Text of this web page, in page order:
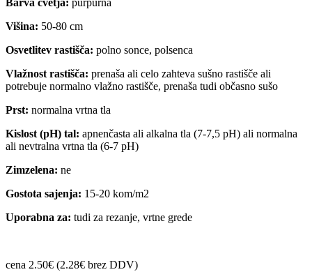
Barva cvetja: purpurna
Višina: 50-80 cm
Osvetlitev rastišča: polno sonce, polsenca
Vlažnost rastišča: prenaša ali celo zahteva sušno rastišče ali
potrebuje normalno vlažno rastišče, prenaša tudi občasno sušo
Prst: normalna vrtna tla
Kislost (pH) tal: apnenčasta ali alkalna tla (7-7,5 pH) ali normalna
ali nevtralna vrtna tla (6-7 pH)
Zimzelena: ne
Gostota sajenja: 15-20 kom/m2
Uporabna za: tudi za rezanje, vrtne grede
cena 2.50€ (2.28€ brez DDV)